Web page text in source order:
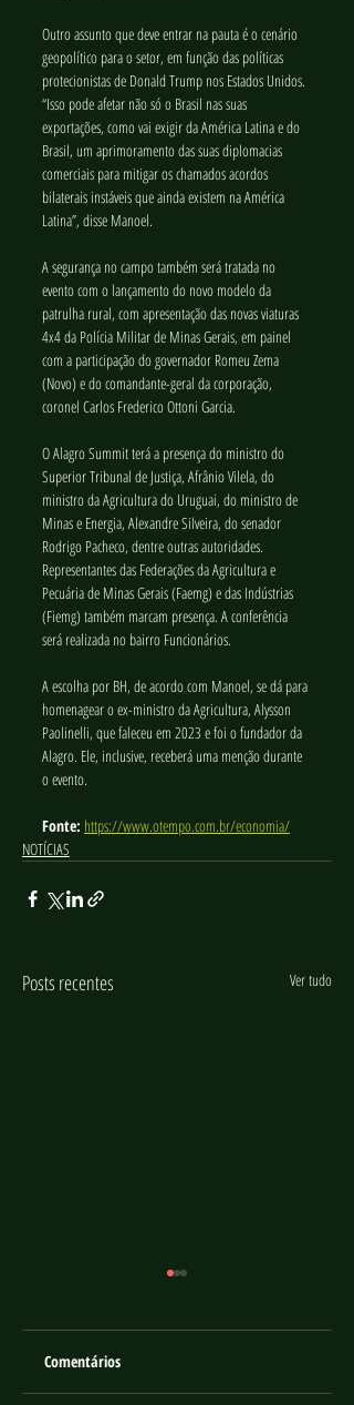
Outro assunto que deve entrar na pauta é o cenário
geopolítico para o setor, em função das políticas
protecionistas de Donald Trump nos Estados Unidos.
“Isso pode afetar não só o Brasil nas suas
exportações, como vai exigir da América Latina e do
Brasil, um aprimoramento das suas diplomacias
comerciais para mitigar os chamados acordos
bilaterais instáveis que ainda existem na América
Latina”, disse Manoel.
A segurança no campo também será tratada no
evento com o lançamento do novo modelo da
patrulha rural, com apresentação das novas viaturas
4x4 da Polícia Militar de Minas Gerais, em painel
com a participação do governador Romeu Zema
(Novo) e do comandante-geral da corporação,
coronel Carlos Frederico Ottoni Garcia.
O Alagro Summit terá a presença do ministro do
Superior Tribunal de Justiça, Afrânio Vilela, do
ministro da Agricultura do Uruguai, do ministro de
Minas e Energia, Alexandre Silveira, do senador
Rodrigo Pacheco, dentre outras autoridades.
Representantes das Federações da Agricultura e
Pecuária de Minas Gerais (Faemg) e das Indústrias
(Fiemg) também marcam presença. A conferência
será realizada no bairro Funcionários.
A escolha por BH, de acordo com Manoel, se dá para
homenagear o ex-ministro da Agricultura, Alysson
Paolinelli, que faleceu em 2023 e foi o fundador da
Alagro. Ele, inclusive, receberá uma menção durante
o evento.
Fonte: https://www.otempo.com.br/economia/
NOTÍCIAS
Posts recentes Ver tudo
Comentários